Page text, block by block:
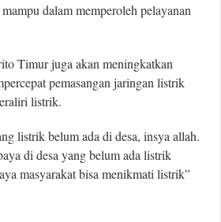
dalam memperoleh pelayanan
Timur juga akan meningkatkan
pemasangan jaringan listrik
listrik.
listrik belum ada di desa, insya allah.
di desa yang belum ada listrik
masyarakat bisa menikmati listrik”